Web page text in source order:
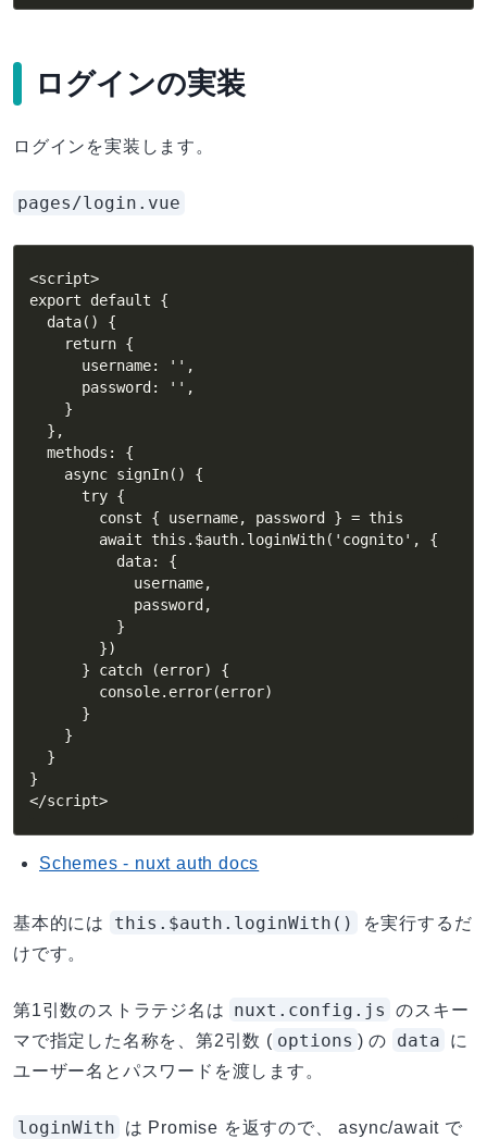
ログインの実装
ログインを実装します。
pages/login.vue
<script>
export default {
  data() {
    return {
      username: '',
      password: '',
    }
  },
  methods: {
    async signIn() {
      try {
        const { username, password } = this
        await this.$auth.loginWith('cognito', {
          data: {
            username,
            password,
          }
        })
      } catch (error) {
        console.error(error)
      }
    }
  }
}
</script>
Schemes - nuxt auth docs
基本的には this.$auth.loginWith()
を実行するだ
けです。
第1引数のストラテジ名は nuxt.config.js
のスキー
マで指定した名称を、第2引数 ( options ) の data
に
ユーザー名とパスワードを渡します。
loginWith
は Promise を返すので、 async/await で